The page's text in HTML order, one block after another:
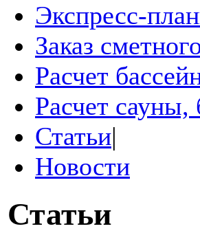
Экспресс-
Заказ
Расчет
Расчет
Статьи|
Новости
Статьи